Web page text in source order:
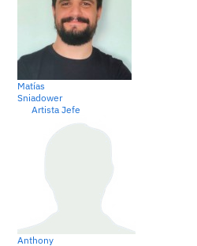
Matías
Sniadower
Artista Jefe
Anthony